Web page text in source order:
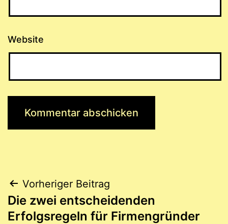
Website
Beitragsnavigation
Vorheriger Beitrag
Die zwei entscheidenden
Erfolgsregeln für Firmengründer